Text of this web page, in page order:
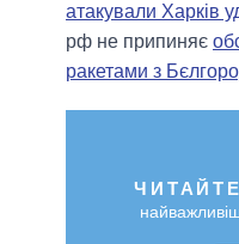
атакували Харків
рф не припиняє
ракетами з
ЧИТАЙТЕ